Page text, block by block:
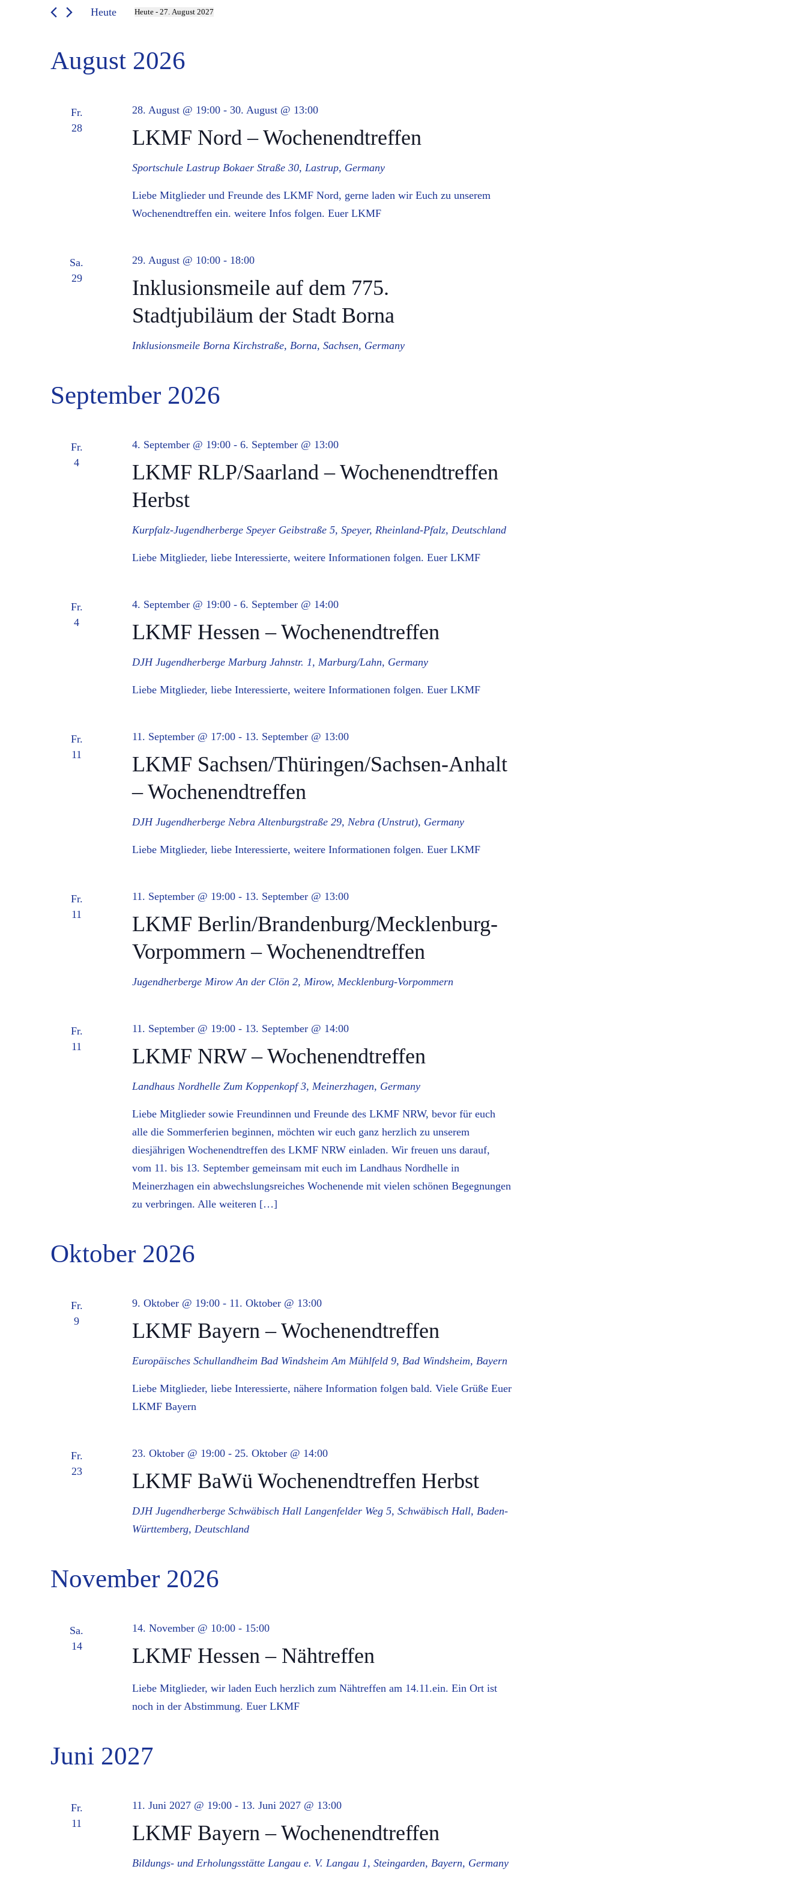
Ansichten,
Navigation
Suche
Schlüsselwort.
Heute Heute - 27. August 2027
August 2026
Fr.
28
LKMF Nord – Wochenendtreffen
28. August @ 19:00- 30. August @ 13:00
Sportschule Lastrup Bokaer Straße 30, Lastrup, Germany
Liebe Mitglieder und Freunde des LKMF Nord, gerne laden wir Euch zu unserem
Wochenendtreffen ein. weitere Infos folgen. Euer LKMF
Sa.
29
Inklusionsmeile auf dem 775.
Stadtjubiläum der Stadt Borna
29. August @ 10:00- 18:00
Inklusionsmeile Borna Kirchstraße, Borna, Sachsen, Germany
September 2026
Fr.
4
LKMF RLP/Saarland – Wochenendtreffen
Herbst
4. September @ 19:00- 6. September @ 13:00
Kurpfalz-Jugendherberge Speyer Geibstraße 5, Speyer, Rheinland-Pfalz, Deutschland
Liebe Mitglieder, liebe Interessierte, weitere Informationen folgen. Euer LKMF
Fr.
4
LKMF Hessen – Wochenendtreffen
4. September @ 19:00- 6. September @ 14:00
DJH Jugendherberge Marburg Jahnstr. 1, Marburg/Lahn, Germany
Liebe Mitglieder, liebe Interessierte, weitere Informationen folgen. Euer LKMF
Fr.
11
LKMF Sachsen/Thüringen/Sachsen-Anhalt
– Wochenendtreffen
11. September @ 17:00- 13. September @ 13:00
DJH Jugendherberge NebraAltenburgstraße 29, Nebra (Unstrut), Germany
Liebe Mitglieder, liebe Interessierte, weitere Informationen folgen. Euer LKMF
Fr.
11
LKMF Berlin/Brandenburg/Mecklenburg-
Vorpommern – Wochenendtreffen
11. September @ 19:00- 13. September @ 13:00
Jugendherberge MirowAn der Clön 2, Mirow, Mecklenburg-Vorpommern
Fr.
11
LKMF NRW – Wochenendtreffen
11. September @ 19:00- 13. September @ 14:00
Landhaus Nordhelle Zum Koppenkopf 3, Meinerzhagen, Germany
Liebe Mitglieder sowie Freundinnen und Freunde des LKMF NRW, bevor für euch
alle die Sommerferien beginnen, möchten wir euch ganz herzlich zu unserem
diesjährigen Wochenendtreffen des LKMF NRW einladen. Wir freuen uns darauf,
vom 11. bis 13. September gemeinsam mit euch im Landhaus Nordhelle in
Meinerzhagen ein abwechslungsreiches Wochenende mit vielen schönen Begegnungen
zu verbringen. Alle weiteren […]
Oktober 2026
Fr.
9
LKMF Bayern – Wochenendtreffen
9. Oktober @ 19:00- 11. Oktober @ 13:00
Europäisches Schullandheim Bad WindsheimAm Mühlfeld 9, Bad Windsheim, Bayern
Liebe Mitglieder, liebe Interessierte, nähere Information folgen bald. Viele Grüße Euer
LKMF Bayern
Fr.
23
LKMF BaWü Wochenendtreffen Herbst
23. Oktober @ 19:00- 25. Oktober @ 14:00
DJH Jugendherberge Schwäbisch Hall Langenfelder Weg 5, Schwäbisch Hall, Baden-
Württemberg, Deutschland
November 2026
Sa.
14
LKMF Hessen – Nähtreffen
14. November @ 10:00- 15:00
Liebe Mitglieder, wir laden Euch herzlich zum Nähtreffen am 14.11.ein. Ein Ort ist
noch in der Abstimmung. Euer LKMF
Juni 2027
Fr.
11
LKMF Bayern – Wochenendtreffen
11. Juni 2027 @ 19:00- 13. Juni 2027 @ 13:00
Bildungs- und Erholungsstätte Langau e. V. Langau 1, Steingarden, Bayern, Germany